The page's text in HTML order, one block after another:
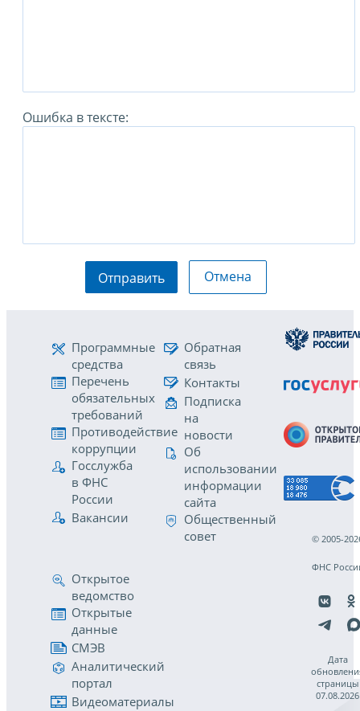
Ошибка в тексте:
Отправить Отмена
Программные
средства
Перечень
обязательных
требований
Противодействие
коррупции
Госслужба
в ФНС
России
Вакансии
Обратная
связь
Контакты
Подписка
на
новости
Об
использовании
информации
сайта
Общественный
совет
Открытое
ведомство
Открытые
данные
СМЭВ
Аналитический
портал
Видеоматериалы
© 2005-
ФНС
Дата
страницы
07.08.2026